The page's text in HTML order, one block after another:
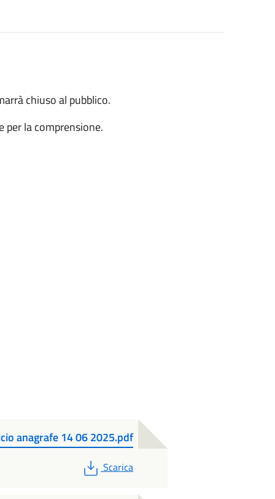
chiuso al pubblico.
per la comprensione.
anagrafe 14 06 2025.pdf
PDF
Scarica